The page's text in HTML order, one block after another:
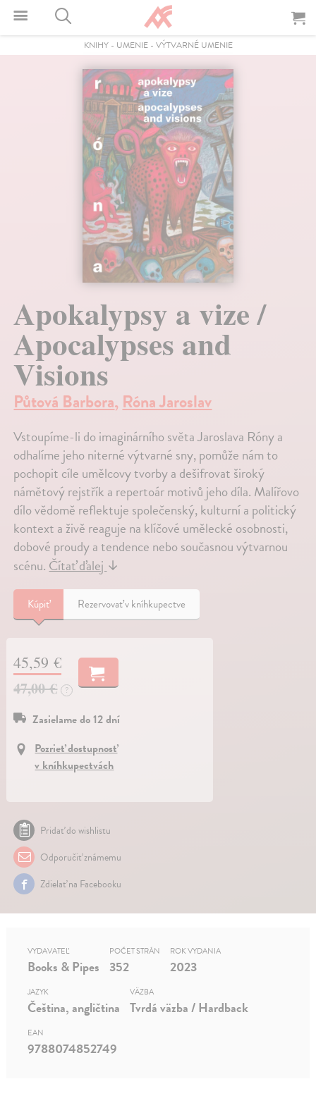
KNIHY- UMENIE- VÝTVARNÉ UMENIE
Apokalypsy a vize /
Apocalypses and
Visions
Půtová Barbora, Róna Jaroslav
Vstoupíme-li do imaginárního světa Jaroslava Róny a
odhalíme jeho niterné výtvarné sny, pomůže nám to
pochopit cíle umělcovy tvorby a dešifrovat široký
námětový rejstřík a repertoár motivů jeho díla. Malířovo
dílo vědomě reflektuje společenský, kulturní a politický
kontext a živě reaguje na klíčové umělecké osobnosti,
dobové proudy a tendence nebo současnou výtvarnou
scénu.Čítať ďalej↓
Kúpiť Rezervovať v kníhkupectve
45,59 €
47,00 €
?
Zasielame do 12 dní
Pozrieť dostupnosť
v kníhkupectvách
Pridať do wishlistu
Odporučiť známemu
Zdielať na Facebooku
VYDAVATEĽ
Books & Pipes
POČET STRÁN
352
ROK VYDANIA
2023
JAZYK
Čeština, angličtina
VÄZBA
Tvrdá väzba / Hardback
EAN
9788074852749